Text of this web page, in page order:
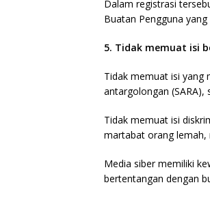
Dalam registrasi
Buatan Pengguna yang
5. Tidak memuat isi
Tidak memuat isi yang
antargolongan
Tidak memuat isi
martabat orang lemah,
Media siber memiliki
bertentangan dengan